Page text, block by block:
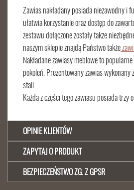
Zawias nakładany posiada niezawodny i
ułatwia korzystanie oraz dostęp do
zestawu dołączone zostały także
naszym sklepie znajdą Państwo także
Nakładane zawiasy meblowe to
pokoleń. Prezentowany zawias wykonany
stali.
Każda z części tego zawiasu posiada trzy
OPINIE KLIENTÓW
ZAPYTAJ O PRODUKT
BEZPIECZEŃSTWO ZG. Z GPSR